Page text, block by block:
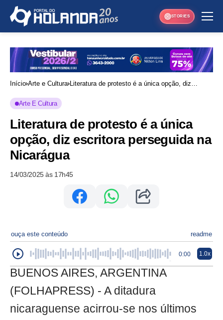
STORIES
Início Arte e Cultura Literatura de protesto é a única opção, diz
Arte E Cultura
Literatura de protesto é a única
opção, diz escritora perseguida na
Nicarágua
14/03/2025 às 17h45
ouça este conteúdo readme
0:00 1.0x
BUENOS AIRES, ARGENTINA
(FOLHAPRESS) - A ditadura
nicaraguense acirrou-se nos últimos